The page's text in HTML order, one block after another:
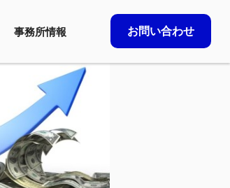
事務所情報 お問い合わせ